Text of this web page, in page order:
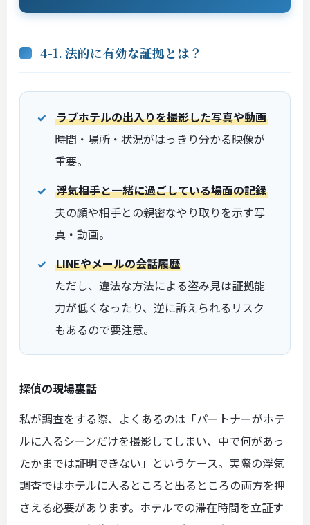
4-1. 法的に有効な証拠とは？
ラブホテルの出入りを撮影した写真や動画
時間・場所・状況がはっきり分かる映像が
重要。
浮気相手と一緒に過ごしている場面の記録
夫の顔や相手との親密なやり取りを示す写
真・動画。
LINEやメールの会話履歴
ただし、違法な方法による盗み見は証拠能
力が低くなったり、逆に訴えられるリスク
もあるので要注意。
探偵の現場裏話
私が調査をする際、よくあるのは「パートナーがホテ
ルに入るシーンだけを撮影してしまい、中で何があっ
たかまでは証明できない」というケース。実際の浮気
調査ではホテルに入るところと出るところの両方を押
さえる必要があります。ホテルでの滞在時間を立証す